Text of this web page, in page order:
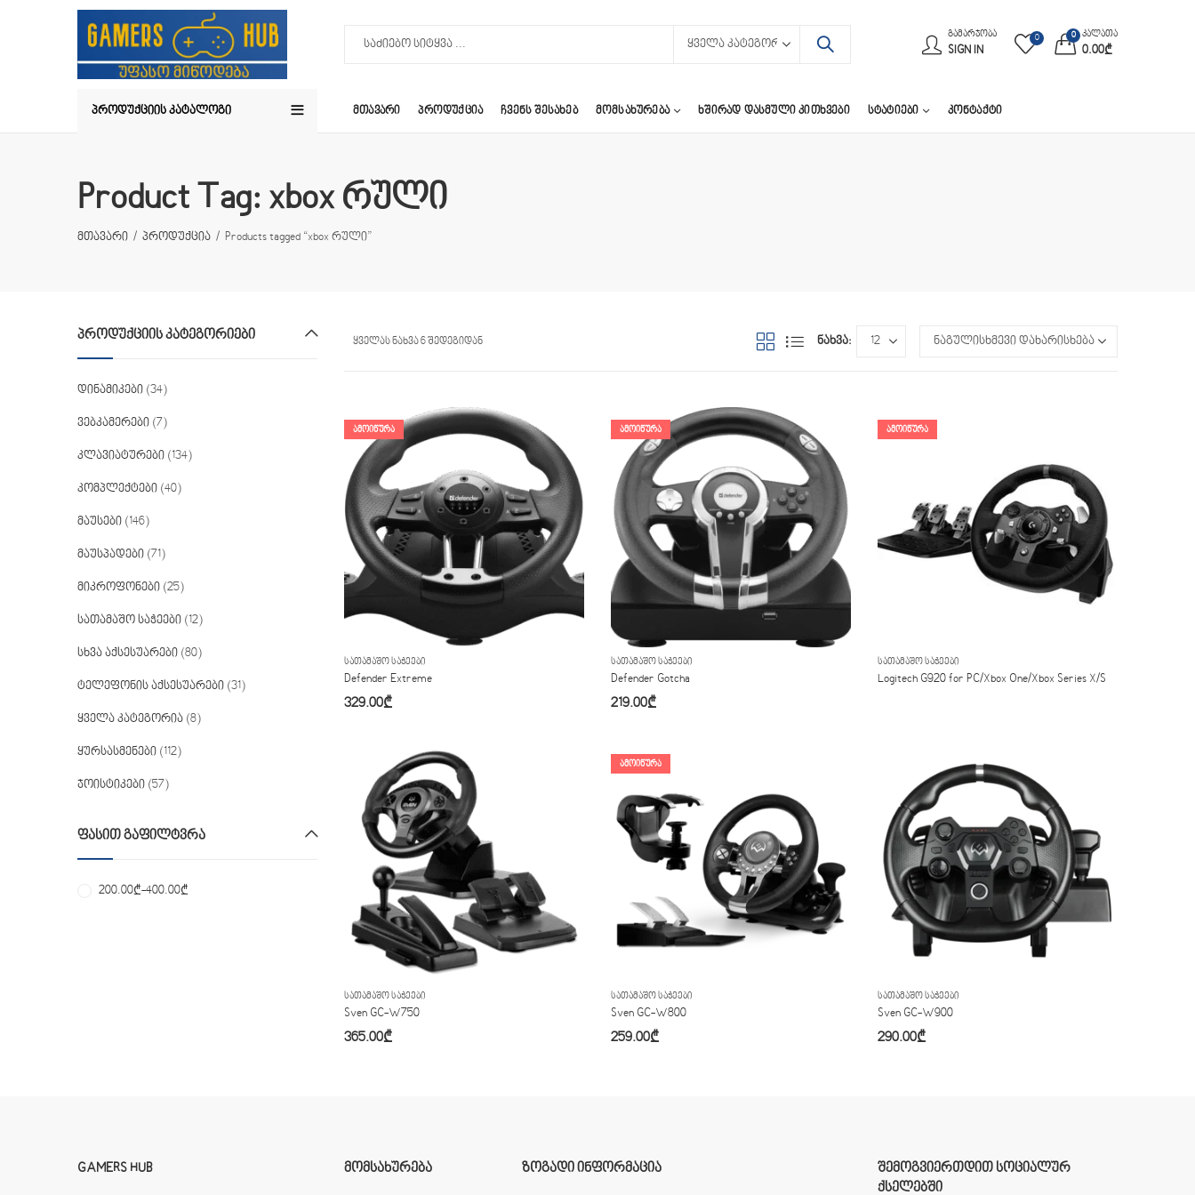
ᲒᲐᲛᲐᲠᲯᲝᲑᲐ
SIGN IN
0 0 კალათა
0.00₾
ᲞᲠᲝᲓᲣᲥᲪᲘᲘᲡ ᲙᲐᲢᲐᲚᲝᲒᲘ ᲛᲗᲐᲕᲐᲠᲘ ᲞᲠᲝᲓᲣᲥᲪᲘᲐ ᲩᲕᲔᲜᲡ ᲨᲔᲡᲐᲮᲔᲑ ᲛᲝᲛᲡᲐᲮᲣᲠᲔᲑᲐ ᲮᲨᲘᲠᲐᲓ ᲓᲐᲡᲛᲣᲚᲘ ᲙᲘᲗᲮᲕᲔᲑᲘ ᲡᲢᲐᲢᲘᲔᲑᲘ ᲙᲝᲜᲢᲐᲥᲢᲘ
Product Tag: xbox რული
მთავარი პროდუქცია Products tagged “xbox რული”
ყველას ნახვა 6 შედეგიდან ნახვა:
ᲐᲛᲝᲘᲬᲣᲠᲐ
ᲡᲐᲗᲐᲛᲐᲨᲝ ᲡᲐᲭᲔᲔᲑᲘ
Defender Extreme
329.00₾
ᲐᲛᲝᲘᲬᲣᲠᲐ
ᲡᲐᲗᲐᲛᲐᲨᲝ ᲡᲐᲭᲔᲔᲑᲘ
Defender Gotcha
219.00₾
ᲐᲛᲝᲘᲬᲣᲠᲐ
ᲡᲐᲗᲐᲛᲐᲨᲝ ᲡᲐᲭᲔᲔᲑᲘ
Logitech G920 for PC/Xbox One/Xbox Series X/S
ᲡᲐᲗᲐᲛᲐᲨᲝ ᲡᲐᲭᲔᲔᲑᲘ
Sven GC-W750
365.00₾
ᲐᲛᲝᲘᲬᲣᲠᲐ
ᲡᲐᲗᲐᲛᲐᲨᲝ ᲡᲐᲭᲔᲔᲑᲘ
Sven GC-W800
259.00₾
ᲡᲐᲗᲐᲛᲐᲨᲝ ᲡᲐᲭᲔᲔᲑᲘ
Sven GC-W900
290.00₾
ᲞᲠᲝᲓᲣᲥᲪᲘᲘᲡ ᲙᲐᲢᲔᲒᲝᲠᲘᲔᲑᲘ
დინამიკები (34)
ვებკამერები (7)
კლავიატურები (134)
კომპლექტები (40)
მაუსები (146)
მაუსპადები (71)
მიკროფონები (25)
სათამაშო საჭეები (12)
სხვა აქსესუარები (80)
ტელეფონის აქსესუარები (31)
ყველა კატეგორია (8)
ყურსასმენები (112)
ჯოისტიკები (57)
ᲤᲐᲡᲘᲗ ᲒᲐᲤᲘᲚᲢᲕᲠᲐ
200.00₾-400.00₾
GAMERS HUB ᲛᲝᲛᲡᲐᲮᲣᲠᲔᲑᲐ ᲖᲝᲒᲐᲓᲘ ᲘᲜᲤᲝᲠᲛᲐᲪᲘᲐ
ᲨᲔᲛᲝᲒᲕᲘᲔᲠᲗᲓᲘᲗ ᲡᲝᲪᲘᲐᲚᲣᲠ
ᲥᲡᲔᲚᲔᲑᲨᲘ